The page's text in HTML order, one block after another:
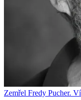
Zemřel Fredy Pucher.